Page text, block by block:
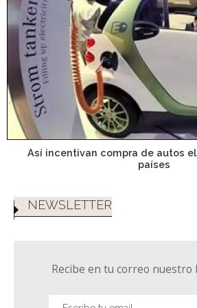
Así incentivan compra de autos
países
NEWSLETTER
Recibe en tu correo nuestro